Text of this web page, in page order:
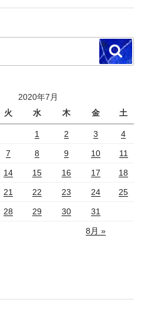
検
索
2020年7月
火 水 木 金 土
1 2 3 4
7 8 9 10 11
14 15 16 17 18
21 22 23 24 25
28 29 30 31
8月 »